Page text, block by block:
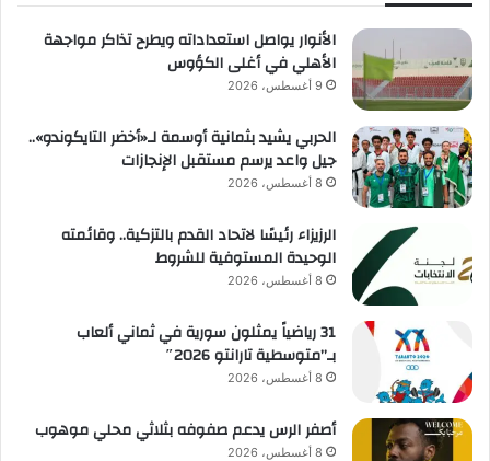
الأنوار يواصل استعداداته ويطرح تذاكر مواجهة
الأهلي في أغلى الكؤوس
9 أغسطس، 2026
الحربي يشيد بثمانية أوسمة لـ«أخضر التايكوندو»..
جيل واعد يرسم مستقبل الإنجازات
8 أغسطس، 2026
الرزيزاء رئيسًا لاتحاد القدم بالتزكية.. وقائمته
الوحيدة المستوفية للشروط
8 أغسطس، 2026
31 رياضياً يمثلون سورية في ثماني ألعاب
بـ”متوسطية تارانتو 2026″
8 أغسطس، 2026
أصفر الرس يدعم صفوفه بثلاثي محلي موهوب
8 أغسطس، 2026